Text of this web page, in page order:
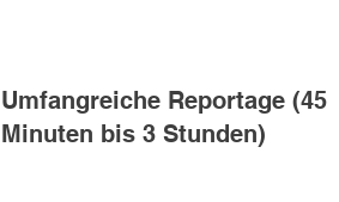
Umfangreiche Reportage (45
Minuten bis 3 Stunden)